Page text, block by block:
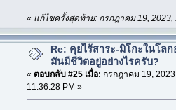
« แก้ไขครั้งสุดท้าย: กรกฎาคม 19, 2023,
Re: คุยไร้สาระ-มิโกะในโลก
มันมีชีวิตอยู่อย่างไรครับ?
« ตอบกลับ #25 เมื่อ: กรกฎาคม 19,
11:36:28 PM »